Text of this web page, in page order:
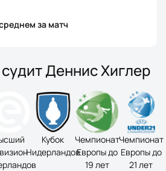
за матч
Деннис Хиглер
Кубок
Нидерландов
Чемпионат
Европы до
19 лет
Чемпионат
Европы до
21 лет